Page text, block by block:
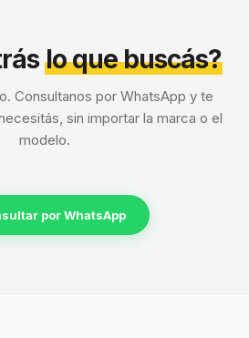
lo que buscás?
Consultanos por WhatsApp y te
sin importar la marca o el
modelo.
por WhatsApp